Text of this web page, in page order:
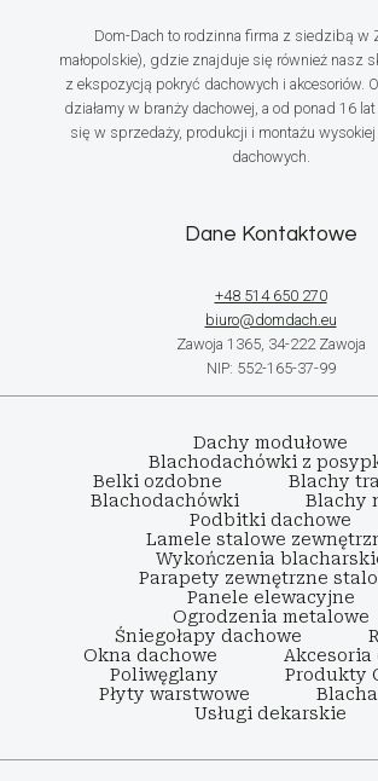
Dom-Dach to rodzinna firma z siedzibą w
małopolskie), gdzie znajduje się również nasz
z ekspozycją pokryć dachowych i akcesoriów.
działamy w branży dachowej, a od ponad 16
się w sprzedaży, produkcji i montażu wysokiej
dachowych.
Dane Kontaktowe
+48 514 650 270
biuro@domdach.eu
Zawoja 1365, 34-222 Zawoja
NIP: 552-165-37-99
Dachy modułowe
Blachodachówki z
Belki ozdobne
Blachy
Blachodachówki
Blachy
Podbitki dachowe
Lamele stalowe
Wykończenia
Parapety zewnętrzne
Panele elewacyjne
Ogrodzenia metalowe
Śniegołapy dachowe
Okna dachowe
Akcesoria
Poliwęglany
Produkty
Płyty warstwowe
Usługi dekarskie